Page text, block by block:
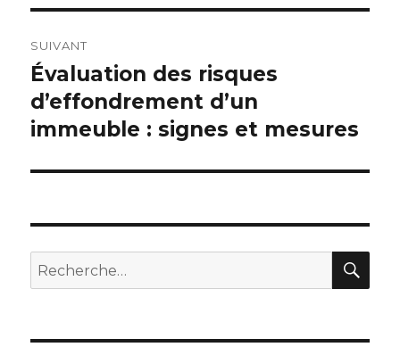
SUIVANT
Article
suivant :
Évaluation des risques
d’effondrement d’un
immeuble : signes et mesures
Recherche
pour